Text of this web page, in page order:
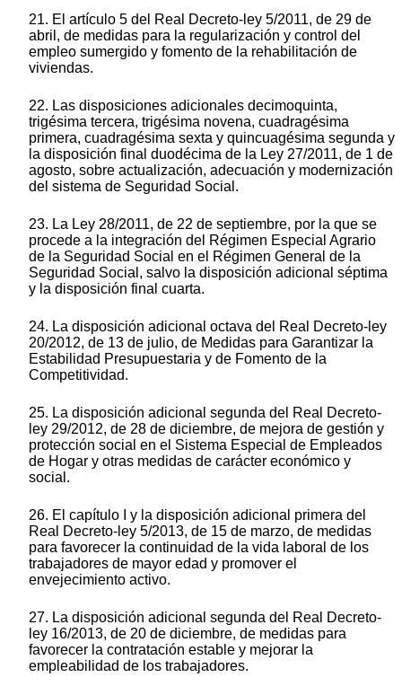
21. El artículo 5 del Real Decreto-ley 5/2011, de 29 de
abril, de medidas para la regularización y control del
empleo sumergido y fomento de la rehabilitación de
viviendas.
22. Las disposiciones adicionales decimoquinta,
trigésima tercera, trigésima novena, cuadragésima
primera, cuadragésima sexta y quincuagésima segunda y
la disposición final duodécima de la Ley 27/2011, de 1 de
agosto, sobre actualización, adecuación y modernización
del sistema de Seguridad Social.
23. La Ley 28/2011, de 22 de septiembre, por la que se
procede a la integración del Régimen Especial Agrario
de la Seguridad Social en el Régimen General de la
Seguridad Social, salvo la disposición adicional séptima
y la disposición final cuarta.
24. La disposición adicional octava del Real Decreto-ley
20/2012, de 13 de julio, de Medidas para Garantizar la
Estabilidad Presupuestaria y de Fomento de la
Competitividad.
25. La disposición adicional segunda del Real Decreto-
ley 29/2012, de 28 de diciembre, de mejora de gestión y
protección social en el Sistema Especial de Empleados
de Hogar y otras medidas de carácter económico y
social.
26. El capítulo I y la disposición adicional primera del
Real Decreto-ley 5/2013, de 15 de marzo, de medidas
para favorecer la continuidad de la vida laboral de los
trabajadores de mayor edad y promover el
envejecimiento activo.
27. La disposición adicional segunda del Real Decreto-
ley 16/2013, de 20 de diciembre, de medidas para
favorecer la contratación estable y mejorar la
empleabilidad de los trabajadores.